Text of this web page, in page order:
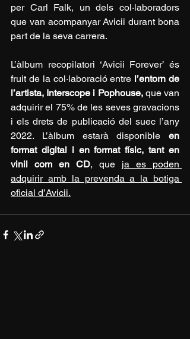
per Carl Falk, un dels col·laboradors
que van acompanyar Avicii durant bona
part de la seva carrera.
L’àlbum recopilatori ‘Avicii Forever’ és
fruit de la col·laboració entre l’entorn de
l’artista, Interscope i Pophouse, que van
adquirir el 75% de les seves gravacions
i els drets de publicació del suec l’any
2022. L’àlbum estarà disponible en
format digital i en format físic, tant en
vinil com en CD, que ja es poden
adquirir amb la prevenda a la botiga
oficial d’Avicii.